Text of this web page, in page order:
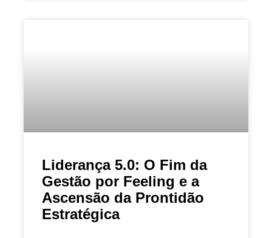
Liderança 5.0: O Fim da
Gestão por Feeling e a
Ascensão da Prontidão
Estratégica